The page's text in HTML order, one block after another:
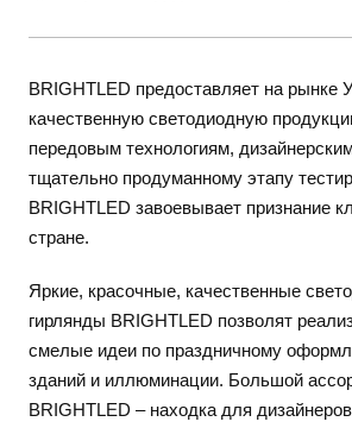
BRIGHTLED предоставляет на рынке
качественную светодиодную
передовым технологиям,
тщательно продуманному этапу
BRIGHTLED завоевывает признание
стране.
Яркие, красочные, качественные
гирлянды BRIGHTLED позволят
смелые идеи по праздничному
зданий и иллюминации. Большой
BRIGHTLED – находка для